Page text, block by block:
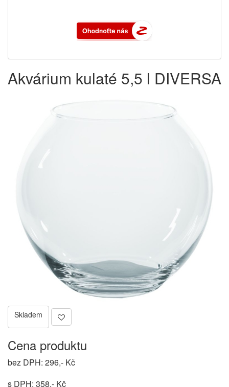
Akvárium kulaté 5,5 l DIVERSA
Skladem
Cena produktu
bez DPH: 296,- Kč
s DPH: 358,- Kč